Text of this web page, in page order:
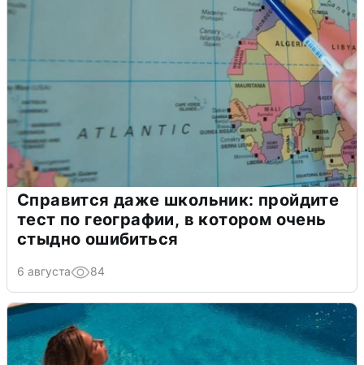
Справится даже школьник: пройдите
тест по географии, в котором очень
стыдно ошибиться
6 августа 84